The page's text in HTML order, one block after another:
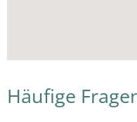
Häufige